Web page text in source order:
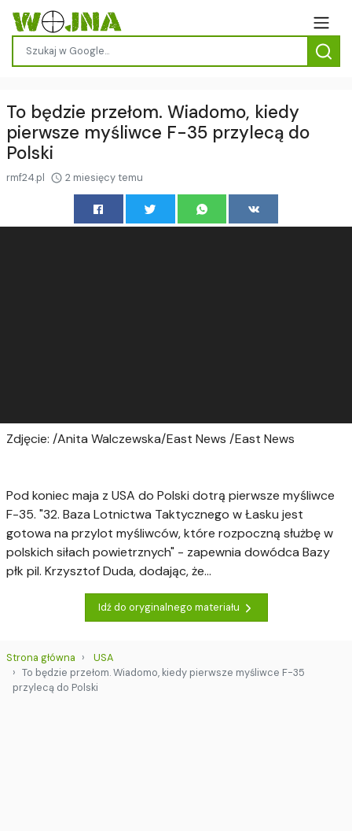
To będzie przełom. Wiadomo, kiedy
pierwsze myśliwce F-35 przylecą do
Polski
rmf24.pl 2 miesięcy temu
Zdjęcie: /Anita Walczewska/East News /East News
Pod koniec maja z USA do Polski dotrą pierwsze myśliwce
F-35. "32. Baza Lotnictwa Taktycznego w Łasku jest
gotowa na przylot myśliwców, które rozpoczną służbę w
polskich siłach powietrznych" - zapewnia dowódca Bazy
płk pil. Krzysztof Duda, dodając, że...
Idź do oryginalnego materiału
Strona główna
USA
To będzie przełom. Wiadomo, kiedy pierwsze myśliwce F-35
przylecą do Polski